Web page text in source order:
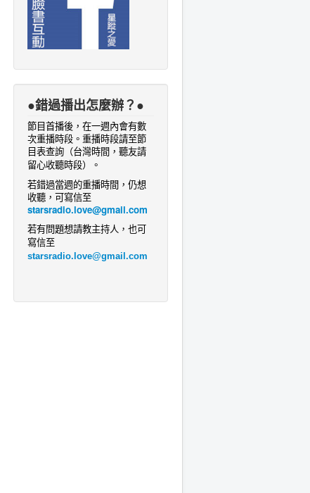
●錯過播出怎麼辦？●
節目首播後，在一週內會有數
次重播時段。重播時段請至節
目表查詢 （台灣時間，聽友請
留心收聽時段）
。
若錯過當週的重播時間，仍想
收聽，可寫信至
starsradio.love@gmail.com
若有問題想請教主持人 ， 也可
寫信至
starsradio.love@gmail.com